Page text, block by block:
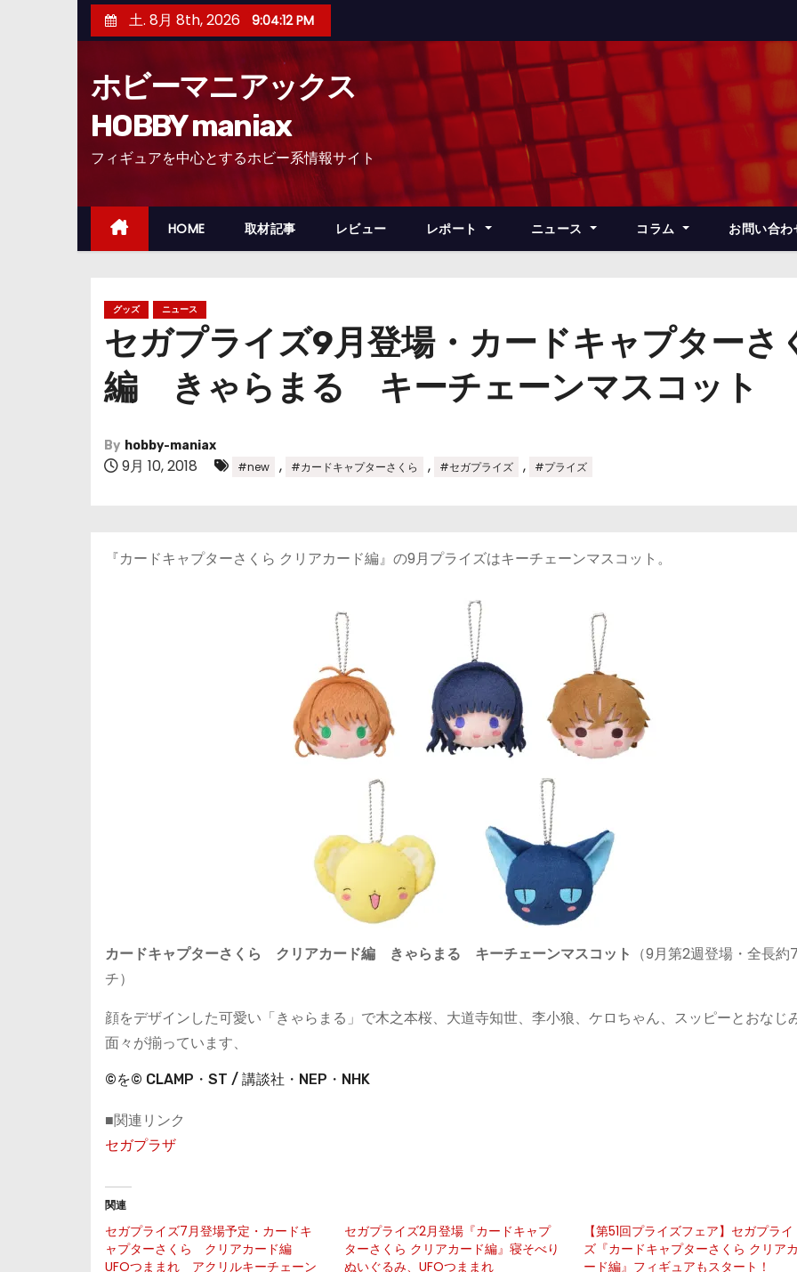
ン
ッ
土. 8月 8th, 2026 9:04:13 PM
ホビーマニアックス
HOBBY maniax
フィギュアを中心とするホビー系情報サイト
HOME 取材記事 レビュー レポート ニュース コラム お問い合わ
グッズ ニュース
セガプライズ9月登場・カードキャプター
編 きゃらまる キーチェーンマスコット
By hobby-maniax
9月 10, 2018 #new , #カードキャプターさくら , #セガプライズ , #プライズ
『カードキャプターさくら クリアカード編』の9月プライズはキーチェーンマスコット。
カードキャプターさくら クリアカード編 きゃらまる キーチェーンマスコット （9月第2週登場・全長約
チ）
顔をデザインした可愛い「きゃらまる」で木之本桜、大道寺知世、李小狼、ケロちゃん、スッピーとおなじ
面々が揃っています、
©を© CLAMP・ST / 講談社・NEP・NHK
■関連リンク
セガプラザ
関連
セガプライズ7月登場予定・カードキ
ャプターさくら クリアカード編
UFOつままれ アクリルキーチェーン
セガプライズ2月登場『カードキャプ
ターさくら クリアカード編』寝そべり
ぬいぐるみ、UFOつままれ
【第51回プライズフェア】セガプライ
ズ『カードキャプターさくら クリアカ
ード編』フィギュアもスタート！